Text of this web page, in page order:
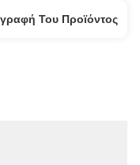
Του Προϊόντος